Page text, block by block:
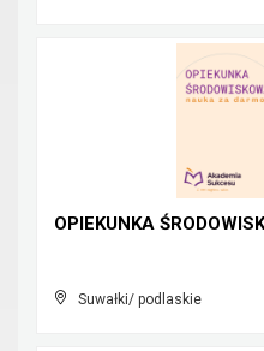
OPIEKUNKA
Suwałki/ podlaskie